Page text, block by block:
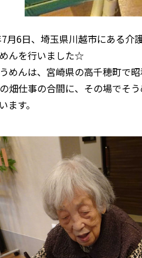
月6日、埼玉県川越市にある介
んを行いました☆
めんは、宮崎県の高千穂町で
畑仕事の合間に、その場でそ
ます。